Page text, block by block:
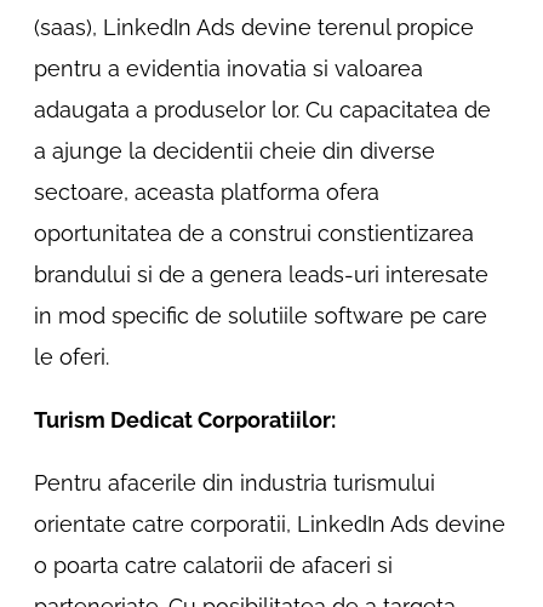
(saas), LinkedIn Ads devine terenul propice
pentru a evidentia inovatia si valoarea
adaugata a produselor lor. Cu capacitatea de
a ajunge la decidentii cheie din diverse
sectoare, aceasta platforma ofera
oportunitatea de a construi constientizarea
brandului si de a genera leads-uri interesate
in mod specific de solutiile software pe care
le oferi.
Turism Dedicat Corporatiilor:
Pentru afacerile din industria turismului
orientate catre corporatii, LinkedIn Ads devine
o poarta catre calatorii de afaceri si